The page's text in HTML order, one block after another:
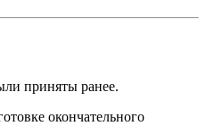
приняты ранее.
окончательного